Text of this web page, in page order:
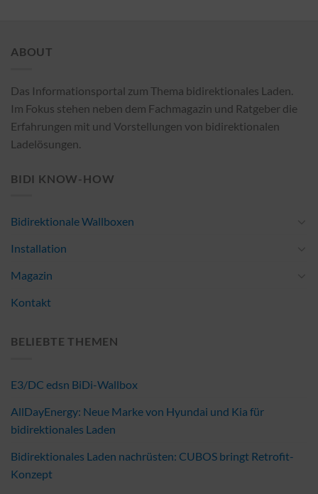
ABOUT
Das Informationsportal zum Thema bidirektionales Laden.
Im Fokus stehen neben dem Fachmagazin und Ratgeber die
Erfahrungen mit und Vorstellungen von bidirektionalen
Ladelösungen.
BIDI KNOW-HOW
Bidirektionale Wallboxen
Installation
Magazin
Kontakt
BELIEBTE THEMEN
E3/DC edsn BiDi-Wallbox
AllDayEnergy: Neue Marke von Hyundai und Kia für
bidirektionales Laden
Bidirektionales Laden nachrüsten: CUBOS bringt Retrofit-
Konzept